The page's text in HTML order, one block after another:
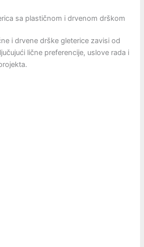
sa plastičnom i drvenom drškom
i drvene drške gleterice zavisi od
lične preferencije, uslove rada i